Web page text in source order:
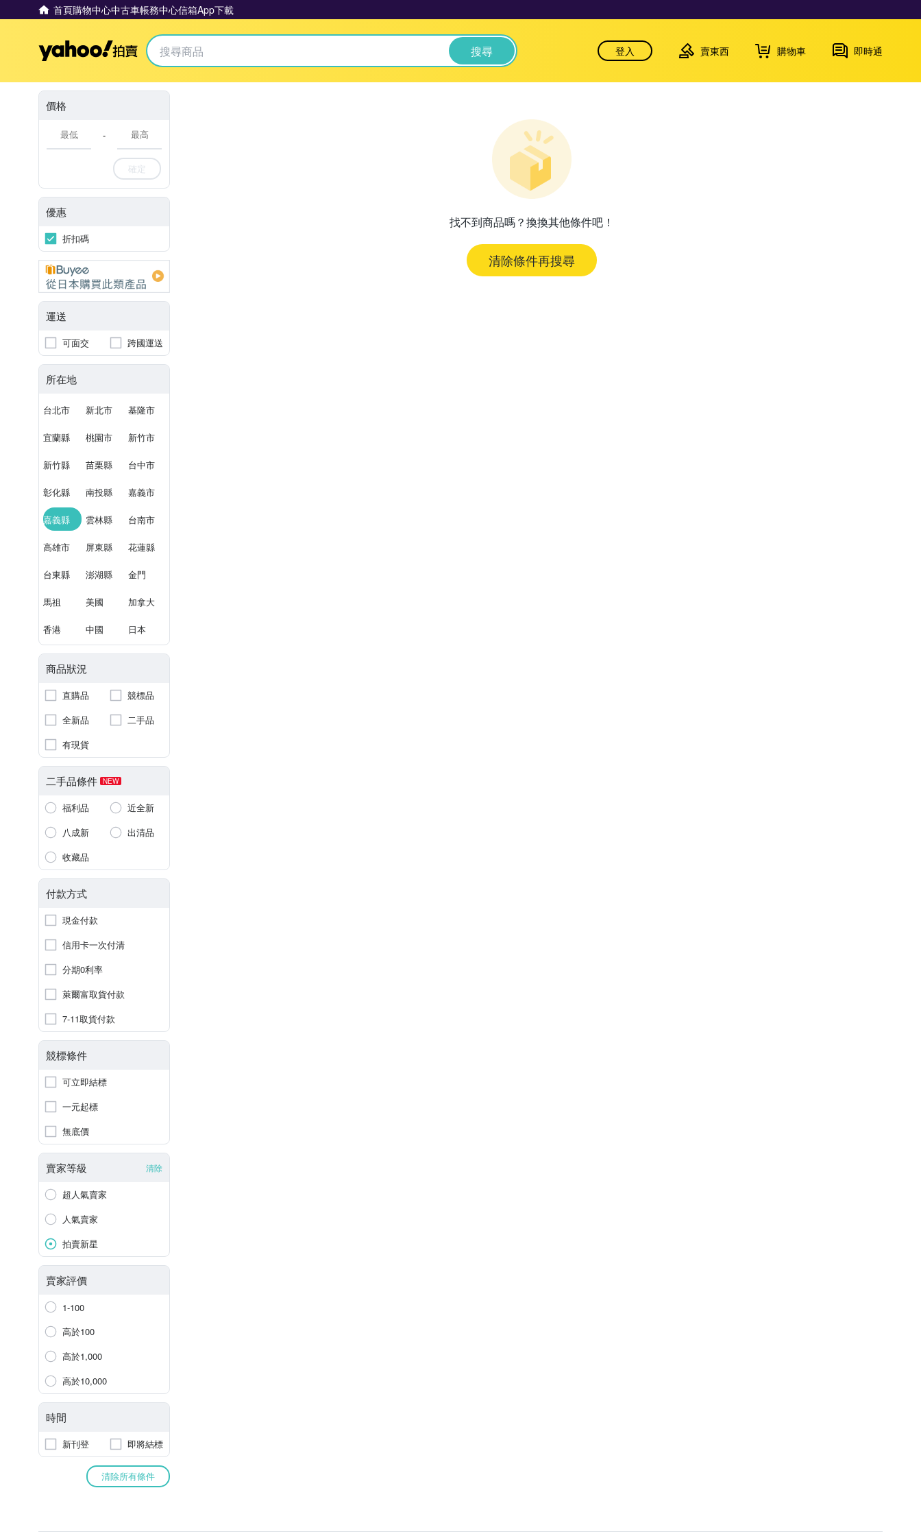
首頁購物中心中古車帳務中心信箱App下載
Yahoo拍賣 搜尋 登入 賣東西 購物車 即時通
價格
-
確定
優惠
折扣碼
運送
可面交 跨國運送
所在地
台北市 新北市 基隆市
宜蘭縣 桃園市 新竹市
新竹縣 苗栗縣 台中市
彰化縣 南投縣 嘉義市
嘉義縣 雲林縣 台南市
高雄市 屏東縣 花蓮縣
台東縣 澎湖縣 金門
馬祖 美國 加拿大
香港 中國 日本
商品狀況
直購品
競標品
全新品
二手品
有現貨
二手品條件 NEW
福利品
近全新
八成新
出清品
收藏品
付款方式
現金付款
信用卡一次付清
分期0利率
萊爾富取貨付款
7-11取貨付款
競標條件
可立即結標
一元起標
無底價
賣家等級 清除
超人氣賣家
人氣賣家
拍賣新星
賣家評價
1-100
高於100
高於1,000
高於10,000
時間
新刊登 即將結標
清除所有條件
找不到商品嗎？換換其他條件吧！
清除條件再搜尋